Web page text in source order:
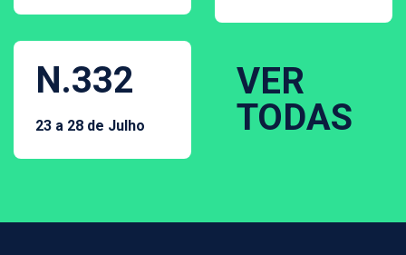
N.332
23 a 28 de Julho
VER
TODAS